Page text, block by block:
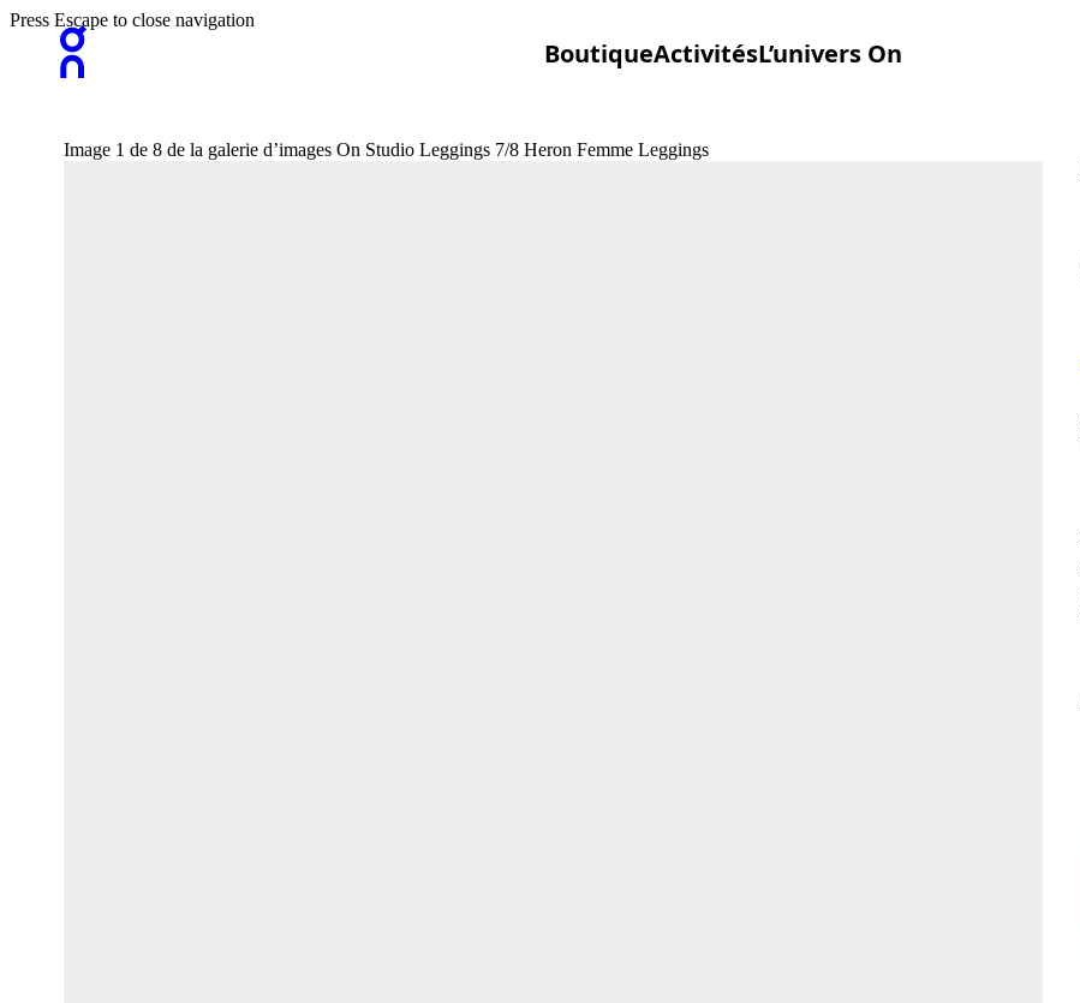
BoutiqueActivitésL’univers On
Press Escape to close navigation
Image 1 de 8 de la galerie d’images On Studio Leggings 7/8 Heron Femme Leggings